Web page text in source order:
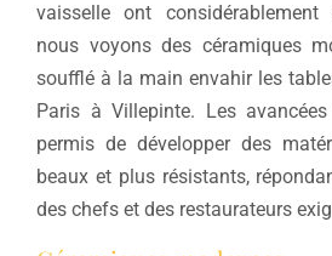
vaisselle ont considérablement
nous voyons des céramiques
soufflé à la main envahir les
Paris à Villepinte. Les
permis de développer des
beaux et plus résistants,
des chefs et des restaurateurs